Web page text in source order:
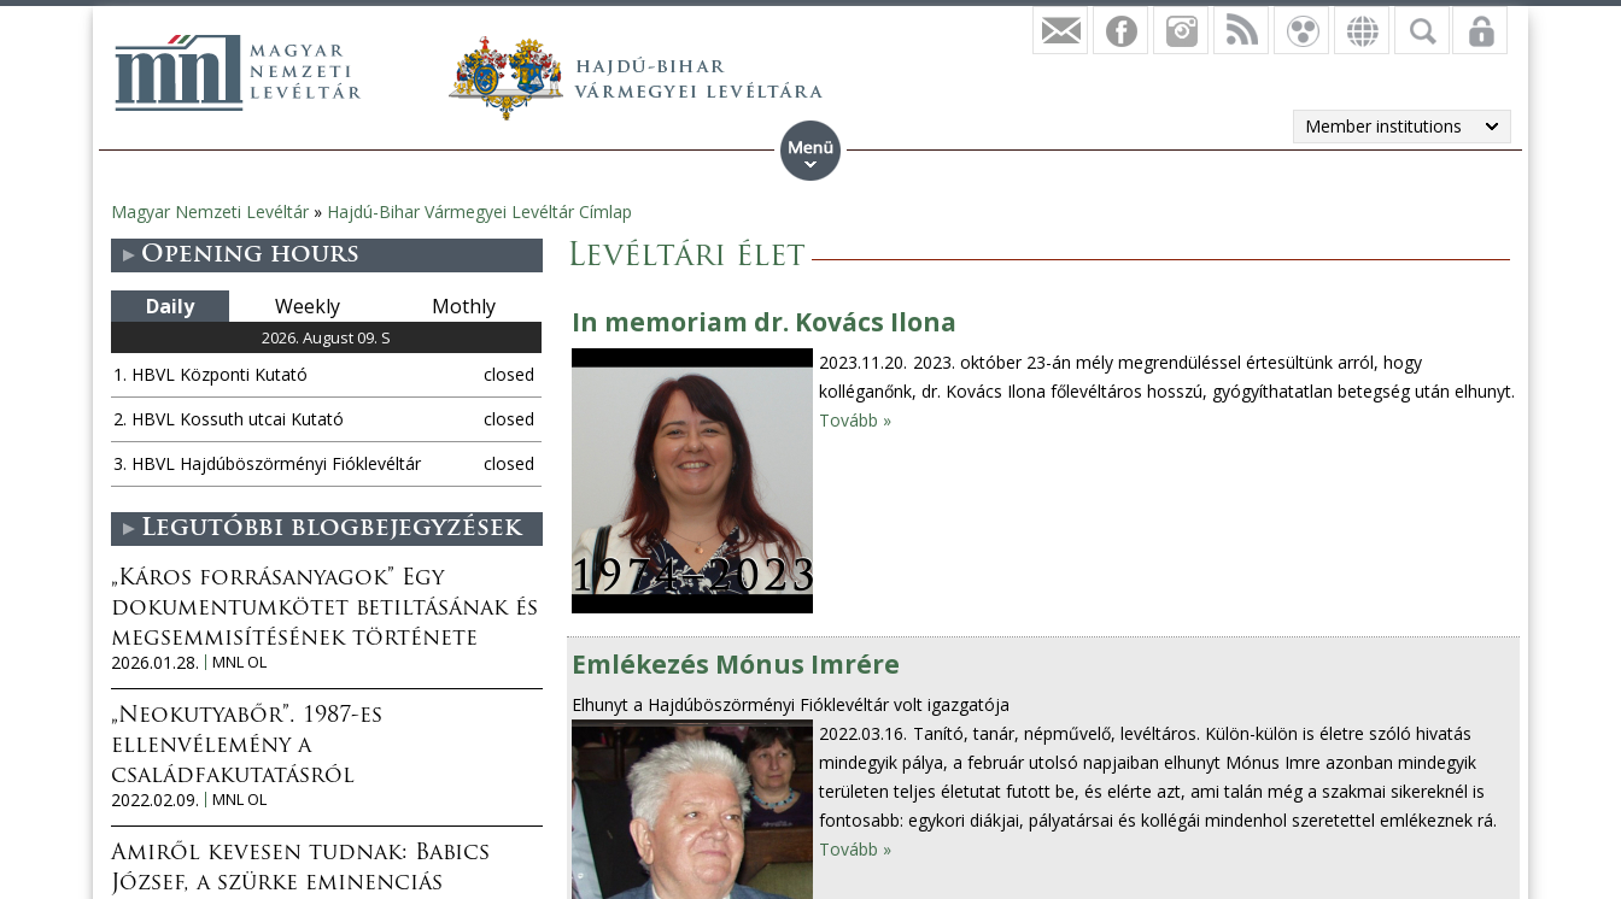
Member institutions
You
are
here
Magyar Nemzeti Levéltár » Hajdú-Bihar Vármegyei Levéltár Címlap
Levéltári élet
In memoriam dr. Kovács Ilona
2023.11.20. 2023. október 23-án mély megrendüléssel értesültünk arról, hogy
kolléganőnk, dr. Kovács Ilona főlevéltáros hosszú, gyógyíthatatlan betegség után elhunyt.
Tovább »
Emlékezés Mónus Imrére
Elhunyt a Hajdúböszörményi Fióklevéltár volt igazgatója
2022.03.16. Tanító, tanár, népművelő, levéltáros. Külön-külön is életre szóló hivatás
mindegyik pálya, a február utolsó napjaiban elhunyt Mónus Imre azonban mindegyik
területen teljes életutat futott be, és elérte azt, ami talán még a szakmai sikereknél is
fontosabb: egykori diákjai, pályatársai és kollégái mindenhol szeretettel emlékeznek rá.
Tovább »
Opening hours
Daily Weekly Mothly
2026. August 09. S
1. HBVL Központi Kutató
closed
2. HBVL Kossuth utcai Kutató
closed
3. HBVL Hajdúböszörményi Fióklevéltár
closed
Legutóbbi blogbejegyzések
„Káros forrásanyagok” Egy
dokumentumkötet betiltásának és
megsemmisítésének története
2026.01.28.
MNL OL
„Neokutyabőr”. 1987-es
ellenvélemény a
családfakutatásról
2022.02.09.
MNL OL
Amiről kevesen tudnak: Babics
József, a szürke eminenciás